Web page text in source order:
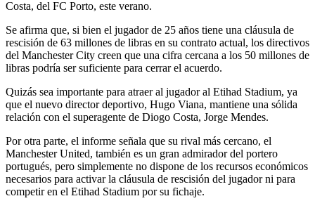
Costa, del FC Porto, este verano.
Se afirma que, si bien el jugador de 25 años tiene una cláusula de
rescisión de 63 millones de libras en su contrato actual, los directivos
del Manchester City creen que una cifra cercana a los 50 millones de
libras podría ser suficiente para cerrar el acuerdo.
Quizás sea importante para atraer al jugador al Etihad Stadium, ya
que el nuevo director deportivo, Hugo Viana, mantiene una sólida
relación con el superagente de Diogo Costa, Jorge Mendes.
Por otra parte, el informe señala que su rival más cercano, el
Manchester United, también es un gran admirador del portero
portugués, pero simplemente no dispone de los recursos económicos
necesarios para activar la cláusula de rescisión del jugador ni para
competir en el Etihad Stadium por su fichaje.